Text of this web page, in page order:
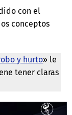
con el
conceptos
y hurto» le
tener claras